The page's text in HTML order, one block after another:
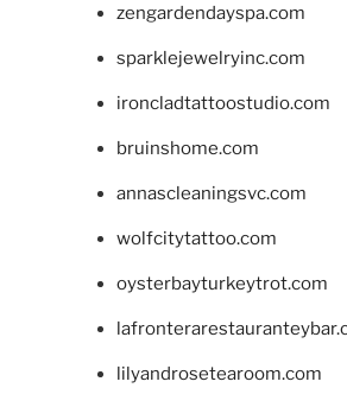
zengardendayspa.com
sparklejewelryinc.com
ironcladtattoostudio.com
bruinshome.com
annascleaningsvc.com
wolfcitytattoo.com
oysterbayturkeytrot.com
lilyandrosetearoom.com